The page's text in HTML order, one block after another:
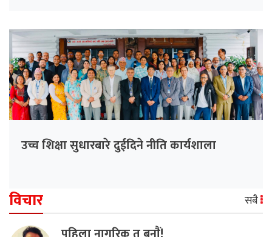
उच्च शिक्षा सुधारबारे दुईदिने नीति कार्यशाला
विचार सबै